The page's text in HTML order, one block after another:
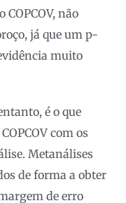
COPCOV, não
já que um p-
muito
é o que
com os
Metanálises
de forma a obter
de erro